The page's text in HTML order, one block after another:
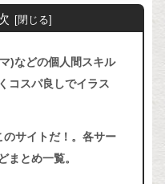
)などの個人間スキル
コスパ良しでイラス
サイトだ！。各サー
まとめ一覧。